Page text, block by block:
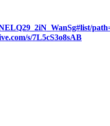
s/7L5cS3o8sAB